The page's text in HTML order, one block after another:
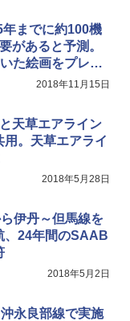
までに約100機
があると予測。
た絵画をプレゼ
2018年11月15日
天草エアライン
。天草エアライ
2018年5月28日
伊丹～但馬線を
、24年間のSAAB
2018年5月2日
永良部線で実施